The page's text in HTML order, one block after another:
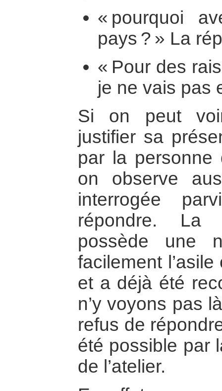
« pourquoi
pays ? » La
« Pour des
je ne vais pas
Si on peut
justifier sa
par la personne
on observe
interrogée
répondre. La
possède une
facilement
et a déjà été
n’y voyons pas
refus de
été possible par
de l’atelier.